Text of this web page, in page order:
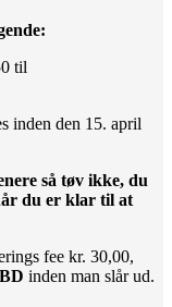
til
inden den 15. april
så tøv ikke, du
du er klar til at
fee kr. 30,00,
inden man slår ud.